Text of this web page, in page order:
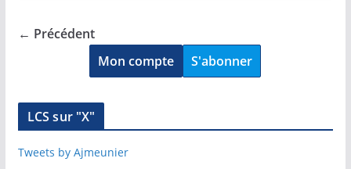
← Précédent
Mon compte
S'abonner
LCS sur "X"
Tweets by Ajmeunier